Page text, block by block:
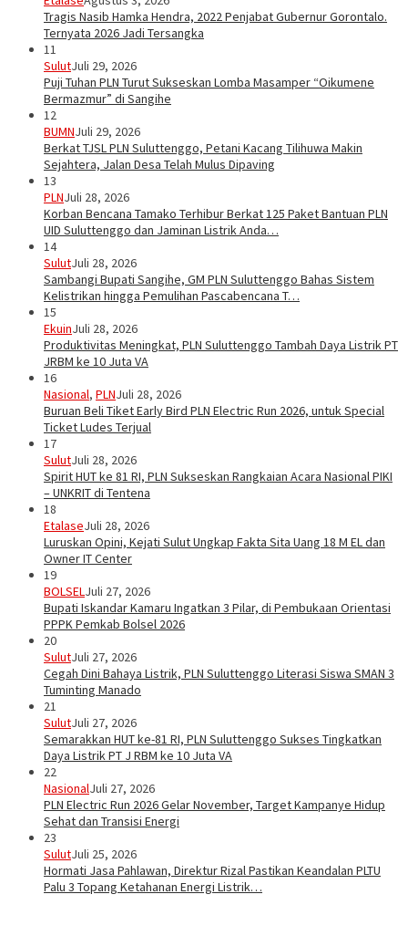
Tragis Nasib Hamka Hendra, 2022 Penjabat Gubernur Gorontalo.
Ternyata 2026 Jadi Tersangka
11
SulutJuli 29, 2026
Puji Tuhan PLN Turut Sukseskan Lomba Masamper “Oikumene
Bermazmur” di Sangihe
12
BUMNJuli 29, 2026
Berkat TJSL PLN Suluttenggo, Petani Kacang Tilihuwa Makin
Sejahtera, Jalan Desa Telah Mulus Dipaving
13
PLNJuli 28, 2026
Korban Bencana Tamako Terhibur Berkat 125 Paket Bantuan PLN
UID Suluttenggo dan Jaminan Listrik Anda…
14
SulutJuli 28, 2026
Sambangi Bupati Sangihe, GM PLN Suluttenggo Bahas Sistem
Kelistrikan hingga Pemulihan Pascabencana T…
15
EkuinJuli 28, 2026
Produktivitas Meningkat, PLN Suluttenggo Tambah Daya Listrik PT
JRBM ke 10 Juta VA
16
Nasional, PLNJuli 28, 2026
Buruan Beli Tiket Early Bird PLN Electric Run 2026, untuk Special
Ticket Ludes Terjual
17
SulutJuli 28, 2026
Spirit HUT ke 81 RI, PLN Sukseskan Rangkaian Acara Nasional PIKI
– UNKRIT di Tentena
18
EtalaseJuli 28, 2026
Luruskan Opini, Kejati Sulut Ungkap Fakta Sita Uang 18 M EL dan
Owner IT Center
19
BOLSELJuli 27, 2026
Bupati Iskandar Kamaru Ingatkan 3 Pilar, di Pembukaan Orientasi
PPPK Pemkab Bolsel 2026
20
SulutJuli 27, 2026
Cegah Dini Bahaya Listrik, PLN Suluttenggo Literasi Siswa SMAN 3
Tuminting Manado
21
SulutJuli 27, 2026
Semarakkan HUT ke-81 RI, PLN Suluttenggo Sukses Tingkatkan
Daya Listrik PT J RBM ke 10 Juta VA
22
NasionalJuli 27, 2026
PLN Electric Run 2026 Gelar November, Target Kampanye Hidup
Sehat dan Transisi Energi
23
SulutJuli 25, 2026
Hormati Jasa Pahlawan, Direktur Rizal Pastikan Keandalan PLTU
Palu 3 Topang Ketahanan Energi Listrik…